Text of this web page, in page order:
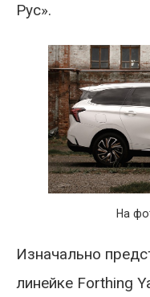
Рус».
На
Изначально
линейке Forthing